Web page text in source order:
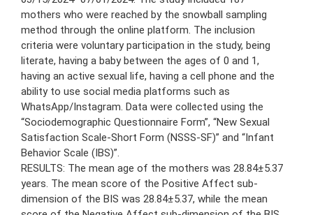
mothers who were reached by the snowball sampling
method through the online platform. The inclusion
criteria were voluntary participation in the study, being
literate, having a baby between the ages of 0 and 1,
having an active sexual life, having a cell phone and the
ability to use social media platforms such as
WhatsApp/Instagram. Data were collected using the
“Sociodemographic Questionnaire Form”, “New Sexual
Satisfaction Scale-Short Form (NSSS-SF)” and “Infant
Behavior Scale (IBS)”.
RESULTS: The mean age of the mothers was 28.84±5.37
years. The mean score of the Positive Affect sub-
dimension of the BIS was 28.84±5.37, while the mean